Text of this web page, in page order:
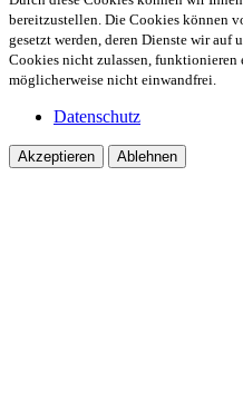
bereitzustellen. Die Cookies können
gesetzt werden, deren Dienste wir auf
Cookies nicht zulassen, funktionieren
möglicherweise nicht einwandfrei.
Datenschutz
Akzeptieren Ablehnen